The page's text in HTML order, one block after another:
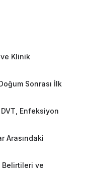
Klinik
Sonrası İlk
Enfeksiyon
Arasındaki
Belirtileri ve